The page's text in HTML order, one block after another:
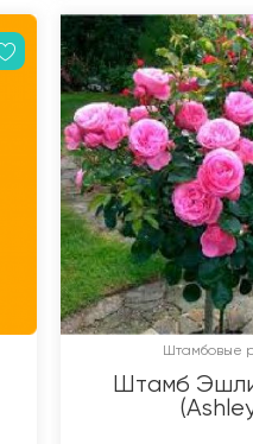
Штамбовые
Штамб Эшли